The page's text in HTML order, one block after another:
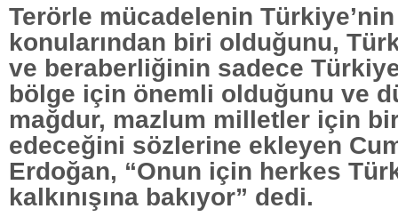
Terörle mücadelenin
konularından biri olduğunu,
ve beraberliğinin sadece
bölge için önemli olduğunu ve
mağdur, mazlum milletler için
edeceğini sözlerine ekleyen
Erdoğan, “Onun için herkes
kalkınışına bakıyor” dedi.